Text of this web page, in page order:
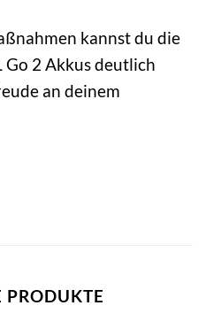
kannst du die
Go 2 Akkus deutlich
an deinem